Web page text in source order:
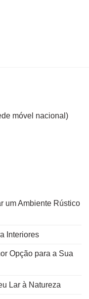
móvel nacional )
um Ambiente Rústico
Interiores
Opção para a Sua
Lar à Natureza